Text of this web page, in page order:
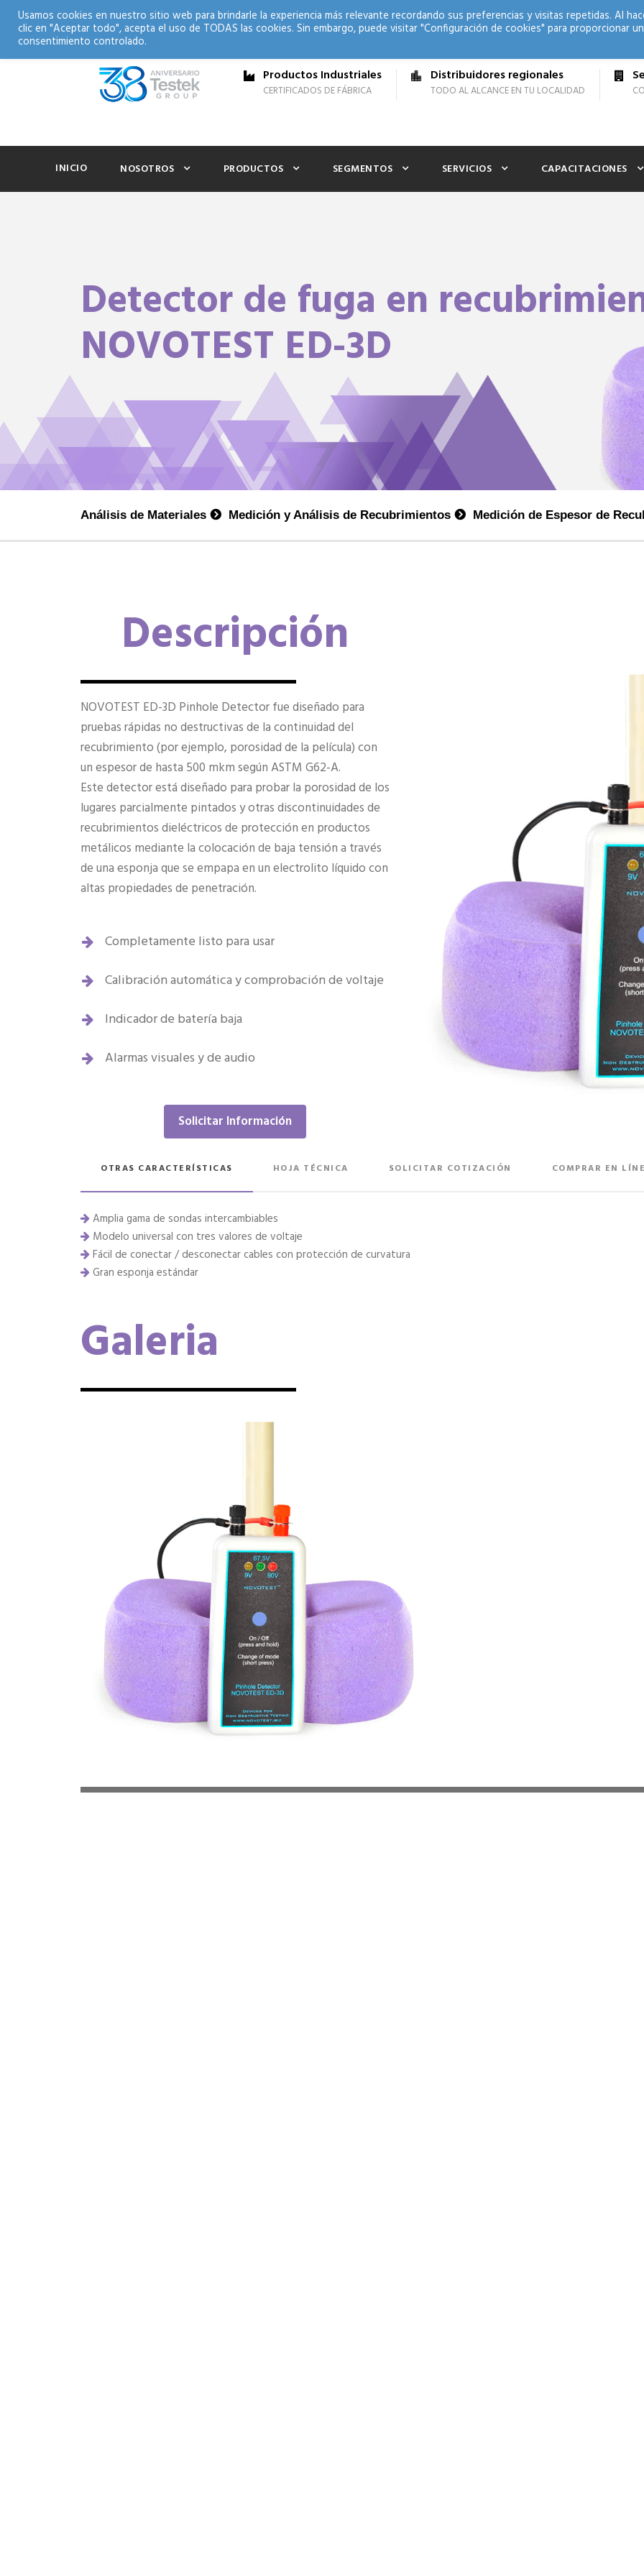
Productos Industriales
CERTIFICADOS DE FÁBRICA
Distribuidores regionales
TODO AL ALCANCE EN TU LOCALIDAD
INICIO NOSOTROS PRODUCTOS SEGMENTOS SERVICIOS CAPACITACIONES
Detector de fuga en
NOVOTEST ED-3D
Análisis de Materiales Medición y Análisis de Recubrimientos Medición de Espesor de
Descripción
NOVOTEST ED-3D Pinhole Detector fue diseñado para
pruebas rápidas no destructivas de la continuidad del
recubrimiento (por ejemplo, porosidad de la película) con
un espesor de hasta 500 mkm según ASTM G62-A.
Este detector está diseñado para probar la porosidad de los
lugares parcialmente pintados y otras discontinuidades de
recubrimientos dieléctricos de protección en productos
metálicos mediante la colocación de baja tensión a través
de una esponja que se empapa en un electrolito líquido con
altas propiedades de penetración.
Completamente listo para usar
Calibración automática y comprobación de voltaje
Indicador de batería baja
Alarmas visuales y de audio
Solicitar Información
OTRAS CARACTERÍSTICAS HOJA TÉCNICA SOLICITAR COTIZACIÓN COMPRAR EN
Amplia gama de sondas intercambiables
Modelo universal con tres valores de voltaje
Fácil de conectar / desconectar cables con protección de curvatura
Gran esponja estándar
Galeria
Usamos cookies en nuestro sitio web para brindarle la experiencia más relevante recordando sus preferencias y visitas repetidas. Al
clic en "Aceptar todo", acepta el uso de TODAS las cookies. Sin embargo, puede visitar "Configuración de cookies" para proporcionar un
consentimiento controlado.